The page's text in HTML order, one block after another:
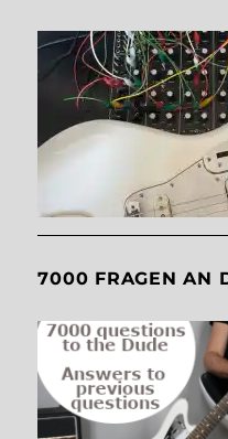
7000 FRAGEN AN